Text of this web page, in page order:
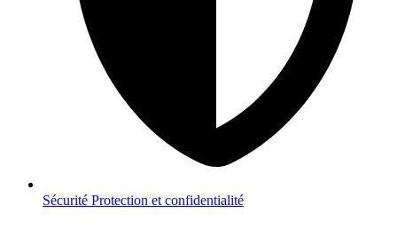
Sécurité Protection et confidentialité